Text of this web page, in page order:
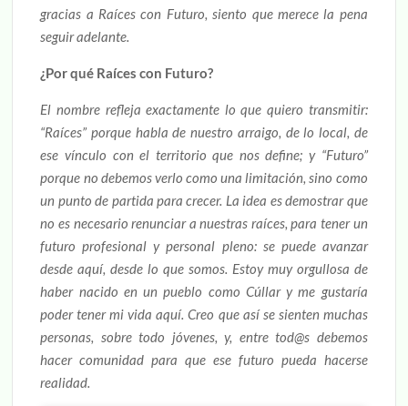
gracias a Raíces con Futuro, siento que merece la pena
seguir adelante.
¿Por qué Raíces con Futuro?
El nombre refleja exactamente lo que quiero transmitir:
“Raíces” porque habla de nuestro arraigo, de lo local, de
ese vínculo con el territorio que nos define; y “Futuro”
porque no debemos verlo como una limitación, sino como
un punto de partida para crecer. La idea es demostrar que
no es necesario renunciar a nuestras raíces, para tener un
futuro profesional y personal pleno: se puede avanzar
desde aquí, desde lo que somos. Estoy muy orgullosa de
haber nacido en un pueblo como Cúllar y me gustaría
poder tener mi vida aquí. Creo que así se sienten muchas
personas, sobre todo jóvenes, y, entre tod@s debemos
hacer comunidad para que ese futuro pueda hacerse
realidad.